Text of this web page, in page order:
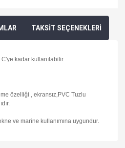
TAKSİT SEÇENEKLERİ
C'ye kadar kullanılabilir.
özelliği , ekransız,PVC Tuzlu
ve marine kullanımına uygundur.